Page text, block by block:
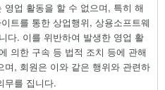
영업 활동을 할 수 없으며, 특히 해
트를 통한 상업행위, 상용소프트웨
다. 이를 위반하여 발생한 영업 활
의한 구속 등 법적 조치 등에 관해
며, 회원은 이와 같은 행위와 관련하
무를 집니다.